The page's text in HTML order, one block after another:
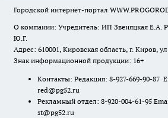
Городской интернет-портал
О компании: Учредитель: ИП Звеняцкая Е.А.
Ю.Г.
Адрес: 610001, Кировская область, г. Киров,
Знак информационной продукции: 16+
Контакты: Редакция: 8-927-669-90-87
red@pg52.ru
Рекламный отдел: 8-920-004-61-95
st@pg52.ru